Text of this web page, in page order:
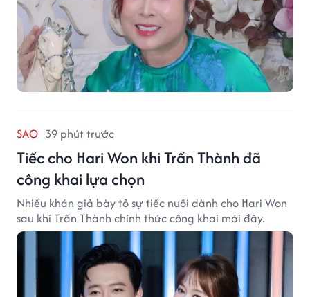
SAO 39 phút trước
Tiếc cho Hari Won khi Trấn Thành đã
công khai lựa chọn
Nhiều khán giả bày tỏ sự tiếc nuối dành cho Hari Won
sau khi Trấn Thành chính thức công khai mới đây.